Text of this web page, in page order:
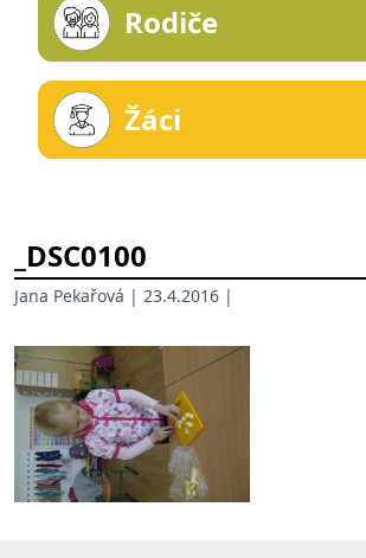
Rodiče
Žáci
_DSC0100
Jana Pekařová | 23.4.2016 |